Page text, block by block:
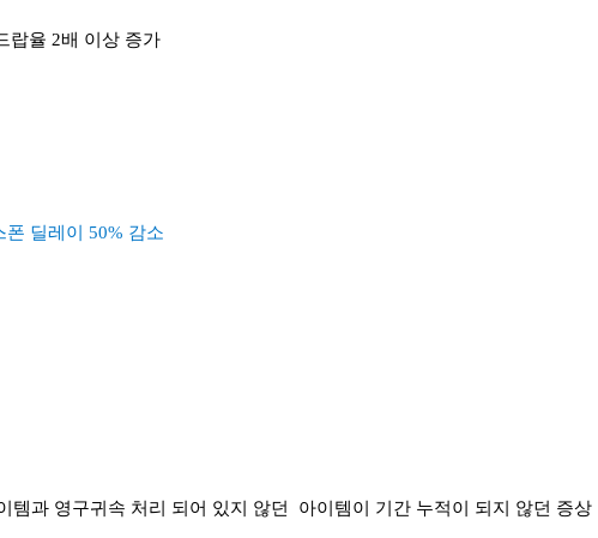
랍율 2배 이상 증가
딜레이 50% 감소
과 영구귀속 처리 되어 있지 않던 아이템이 기간 누적이 되지 않던 증상